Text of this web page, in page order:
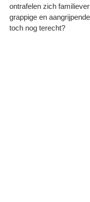
ontrafelen zich
grappige en
toch nog terecht?